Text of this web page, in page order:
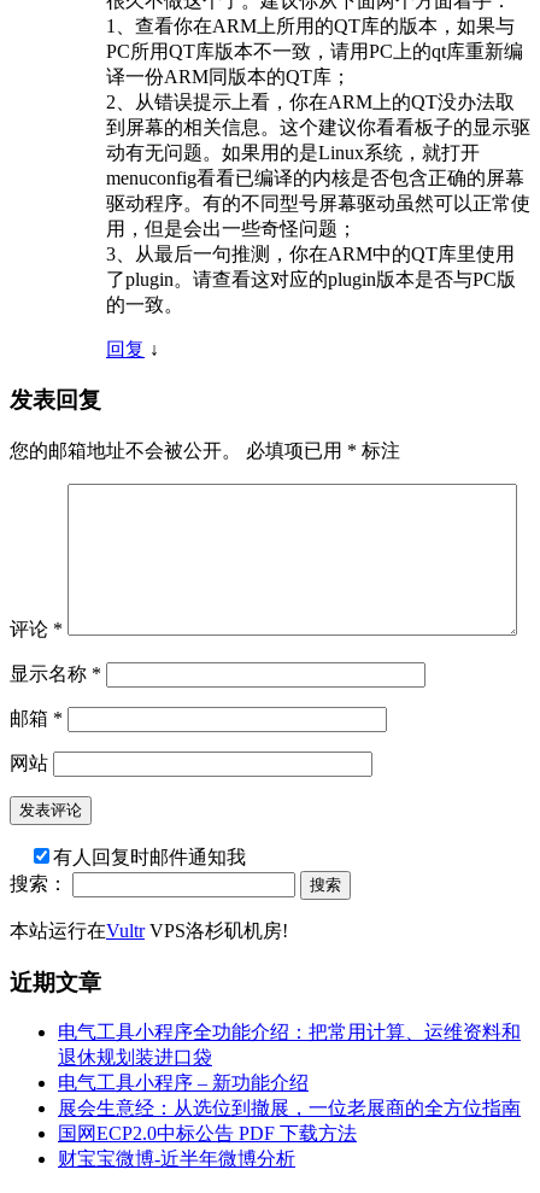
1、查看你在ARM上所用的QT库的版本，如果与
PC所用QT库版本不一致，请用PC上的qt库重新编
译一份ARM同版本的QT库；
2、从错误提示上看，你在ARM上的QT没办法取
到屏幕的相关信息。这个建议你看看板子的显示驱
动有无问题。如果用的是Linux系统，就打开
menuconfig看看已编译的内核是否包含正确的屏幕
驱动程序。有的不同型号屏幕驱动虽然可以正常使
用，但是会出一些奇怪问题；
3、从最后一句推测，你在ARM中的QT库里使用
了plugin。请查看这对应的plugin版本是否与PC版
的一致。
回复 ↓
发表回复
您的邮箱地址不会被公开。 必填项已用 * 标注
评论 *
显示名称 *
邮箱 *
网站
有人回复时邮件通知我
搜索：
本站运行在VultrVPS洛杉矶机房!
近期文章
电气工具小程序全功能介绍：把常用计算、运维资料和
退休规划装进口袋
电气工具小程序 – 新功能介绍
展会生意经：从选位到撤展，一位老展商的全方位指南
国网ECP2.0中标公告 PDF 下载方法
财宝宝微博-近半年微博分析